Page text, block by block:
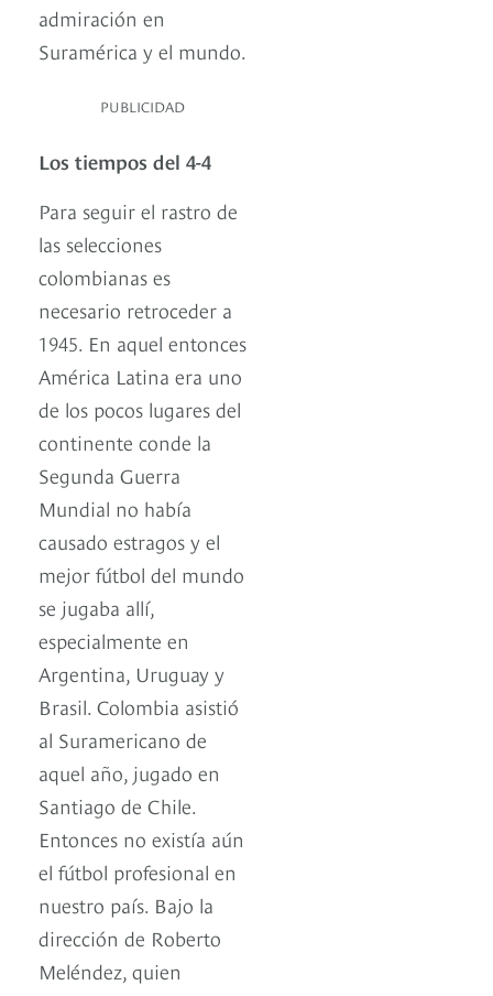
admiración en
Suramérica y el mundo.
PUBLICIDAD
Los tiempos del 4-4
Para seguir el rastro de
las selecciones
colombianas es
necesario retroceder a
1945. En aquel entonces
América Latina era uno
de los pocos lugares del
continente conde la
Segunda Guerra
Mundial no había
causado estragos y el
mejor fútbol del mundo
se jugaba allí,
especialmente en
Argentina, Uruguay y
Brasil. Colombia asistió
al Suramericano de
aquel año, jugado en
Santiago de Chile.
Entonces no existía aún
el fútbol profesional en
nuestro país. Bajo la
dirección de Roberto
Meléndez, quien